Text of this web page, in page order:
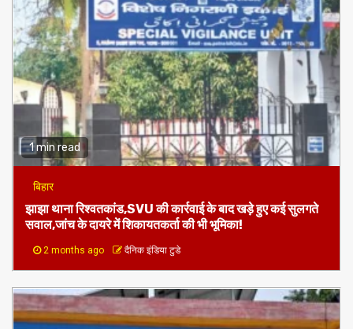
1 min read
बिहार
झाझा थाना रिश्वतकांड,SVU की कार्रवाई के बाद खड़े हुए कई सुलगते
सवाल,जांच के दायरे में शिकायतकर्ता की भी भूमिका!
2 months ago दैनिक इंडिया टुडे